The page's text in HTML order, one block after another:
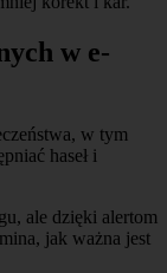
w e-
w tym
haseł i
ale dzięki alertom
jak ważna jest